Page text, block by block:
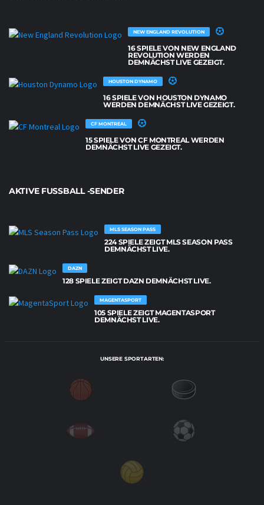
NEW ENGLAND REVOLUTION
16 SPIELE VON NEW ENGLAND
REVOLUTION WERDEN
DEMNÄCHST LIVE GEZEIGT.
HOUSTON DYNAMO
16 SPIELE VON HOUSTON DYNAMO
WERDEN DEMNÄCHST LIVE GEZEIGT.
CF MONTREAL
15 SPIELE VON CF MONTREAL WERDEN
DEMNÄCHST LIVE GEZEIGT.
AKTIVE FUSSBALL -SENDER
MLS SEASON PASS
224 SPIELE ZEIGT MLS SEASON PASS
DEMNÄCHST LIVE.
DAZN
128 SPIELE ZEIGT DAZN DEMNÄCHST LIVE.
MAGENTASPORT
105 SPIELE ZEIGT MAGENTASPORT
DEMNÄCHST LIVE.
UNSERE SPORTARTEN: